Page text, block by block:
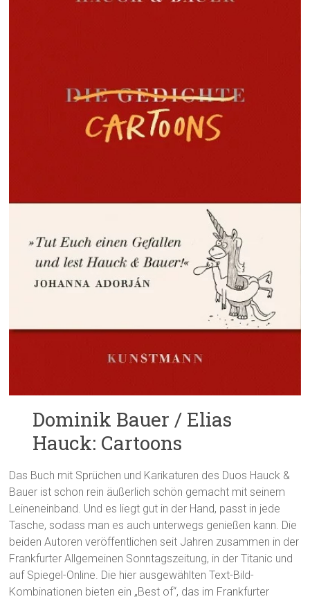
Dominik Bauer / Elias
Hauck: Cartoons
Das Buch mit Sprüchen und Karikaturen des Duos Hauck &
Bauer ist schon rein äußerlich schön gemacht mit seinem
Leineneinband. Und es liegt gut in der Hand, passt in jede
Tasche, sodass man es auch unterwegs genießen kann. Die
beiden Autoren veröffentlichen seit Jahren zusammen in der
Frankfurter Allgemeinen Sonntagszeitung, in der Titanic und
auf Spiegel-Online. Die hier ausgewählten Text-Bild-
Kombinationen bieten ein „Best of“, das im Frankfurter